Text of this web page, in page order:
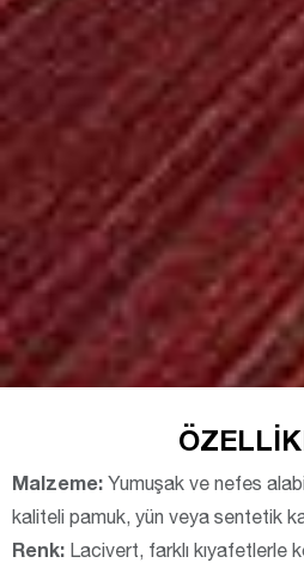
Malzeme: Yumuşak ve nefes
kaliteli pamuk, yün veya sentetik
Renk: Lacivert, farklı kıyafetlerle